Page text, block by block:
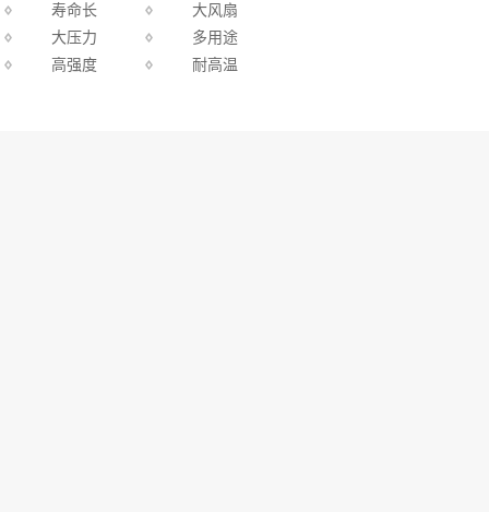
寿命长
大压力
高强度
大风扇
多用途
耐高温